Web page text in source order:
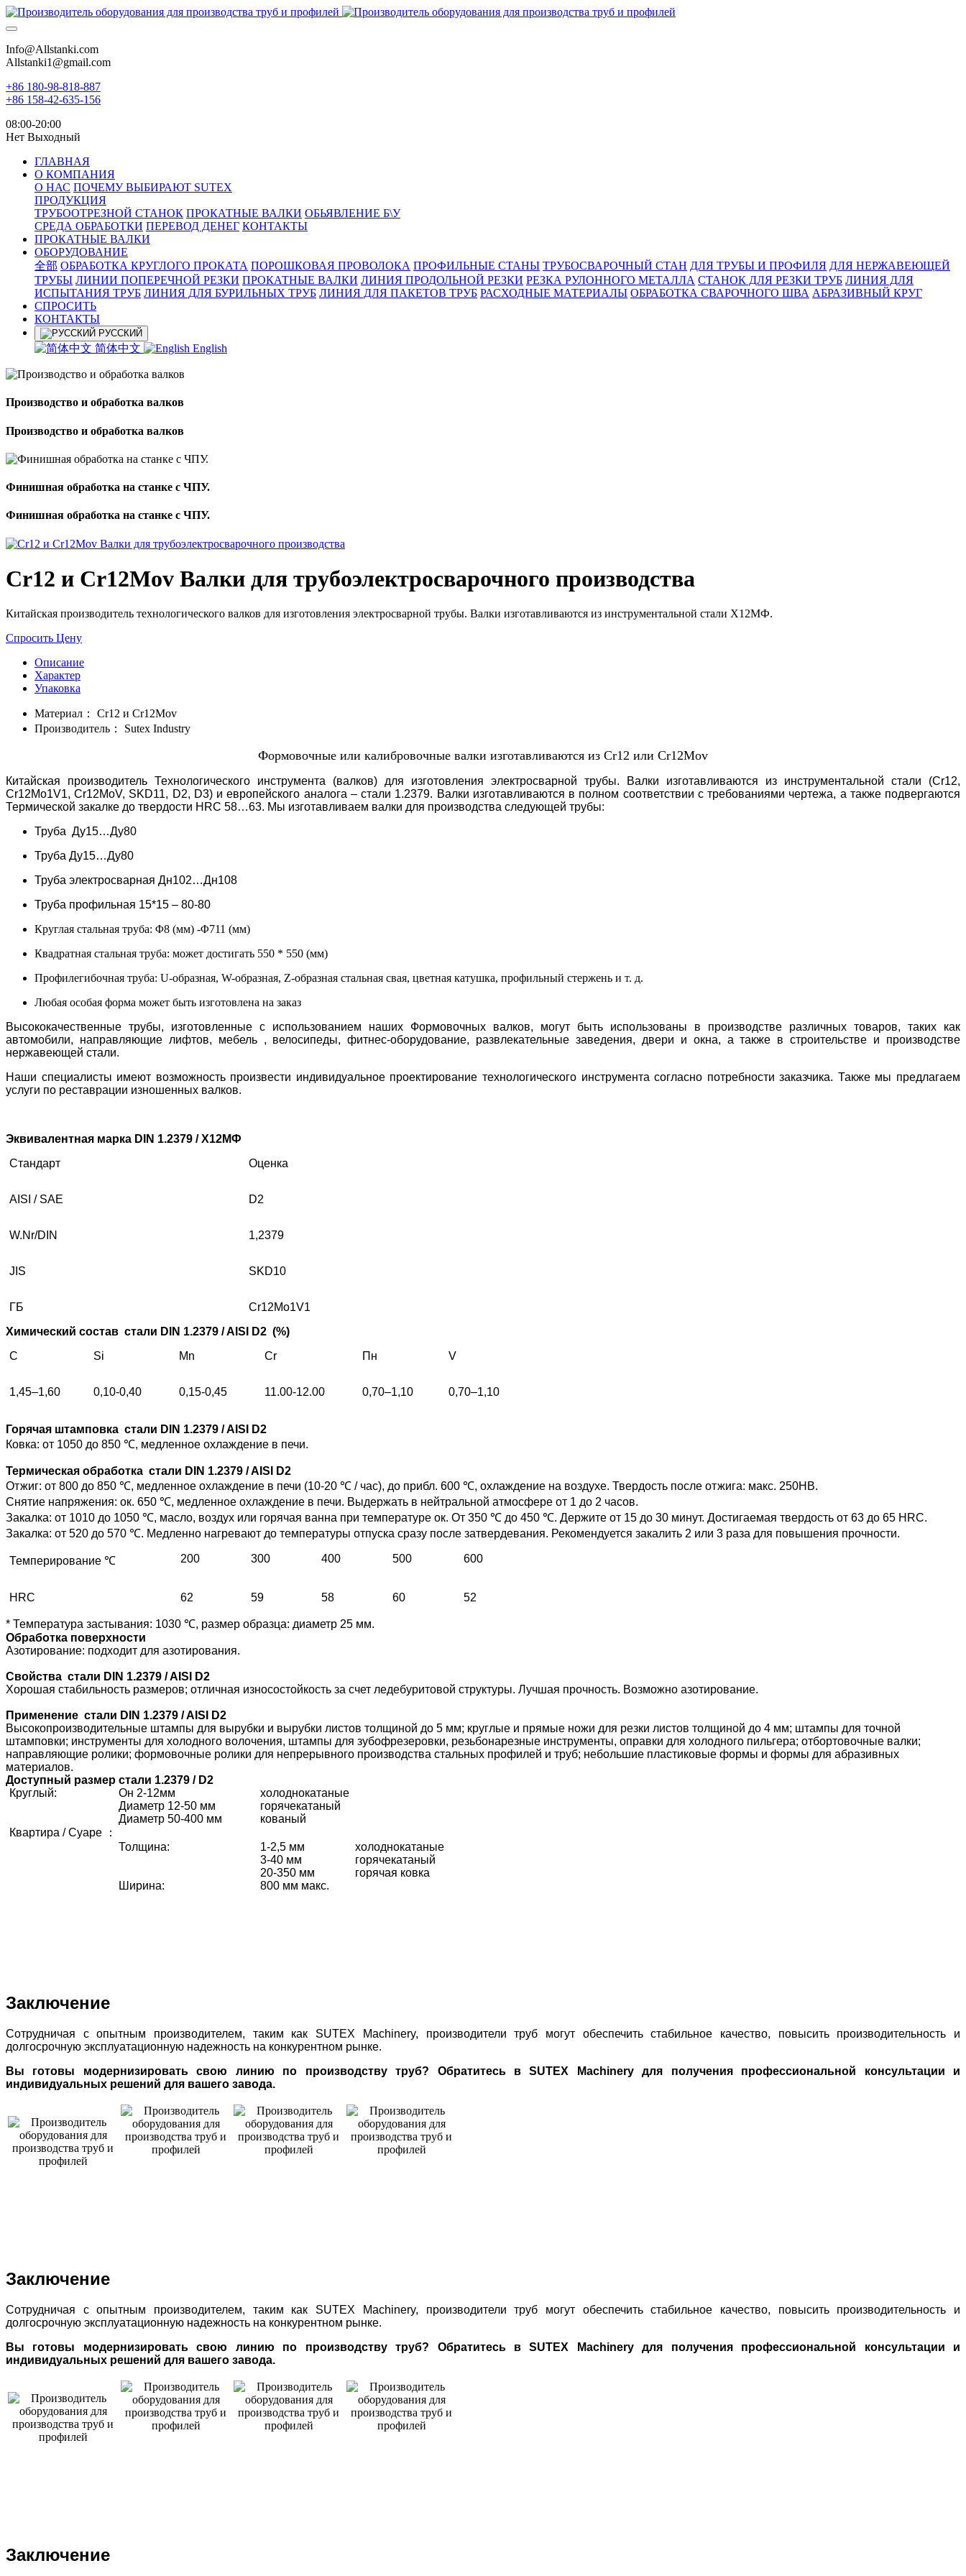
Info@Allstanki.com
Allstanki1@gmail.com
+86 180-98-818-887
+86 158-42-635-156
08:00-20:00
Нет Выходный
ГЛАВНАЯ
О КОМПАНИЯ
О НАС ПОЧЕМУ ВЫБИРАЮТ SUTEX
ПРОДУКЦИЯ
ТРУБООТРЕЗНОЙ СТАНОК ПРОКАТНЫЕ ВАЛКИ ОБЬЯВЛЕНИЕ Б\У
СРЕДА ОБРАБОТКИ ПЕРЕВОД ДЕНЕГ КОНТАКТЫ
ПРОКАТНЫЕ ВАЛКИ
ОБОРУДОВАНИЕ
全部 ОБРАБОТКА КРУГЛОГО ПРОКАТА ПОРОШКОВАЯ ПРОВОЛОКА ПРОФИЛЬНЫЕ СТАНЫ ТРУБОСВАРОЧНЫЙ СТАН ДЛЯ ТРУБЫ И ПРОФИЛЯ ДЛЯ НЕРЖАВЕЮЩЕЙ
ТРУБЫ ЛИНИИ ПОПЕРЕЧНОЙ РЕЗКИ ПРОКАТНЫЕ ВАЛКИ ЛИНИЯ ПРОДОЛЬНОЙ РЕЗКИ РЕЗКА РУЛОННОГО МЕТАЛЛА СТАНОК ДЛЯ РЕЗКИ ТРУБ ЛИНИЯ ДЛЯ
ИСПЫТАНИЯ ТРУБ ЛИНИЯ ДЛЯ БУРИЛЬНЫХ ТРУБ ЛИНИЯ ДЛЯ ПАКЕТОВ ТРУБ РАСХОДНЫЕ МАТЕРИАЛЫ OБРАБОТКА СВАРОЧНОГО ШВА АБРАЗИВНЫЙ КРУГ
СПРОСИТЬ
КОНТАКТЫ
РУССКИЙ
简体中文 English
Производство и обработка валков
Производство и обработка валков
Финишная обработка на станке с ЧПУ.
Финишная обработка на станке с ЧПУ.
Cr12 и Cr12Mov Валки для трубоэлектросварочного производства
Китайская производитель технологического валков для изготовления электросварной трубы. Валки изготавливаются из инструментальной стали Х12МФ.
Спросить Цену
Описание
Характер
Упаковка
Материал：
Cr12 и Cr12Mov
Производитель：
Sutex Industry
Формовочные или калибровочные валки изготавливаются из Cr12 или Cr12Mov
Китайская производитель Технологического инструмента (валков) для изготовления электросварной трубы. Валки изготавливаются из инструментальной стали (Cr12,
Cr12Mo1V1, Cr12MoV, SKD11, D2, D3) и европейского аналога – стали 1.2379. Валки изготавливаются в полном соответствии с требованиями чертежа, а также подвергаются
Термической закалке до твердости HRC 58…63. Мы изготавливаем валки для производства следующей трубы:
Труба Ду15…Ду80
Труба Ду15…Ду80
Труба электросварная Дн102…Дн108
Труба профильная 15*15 – 80-80
Круглая стальная труба: Φ8 (мм) -Φ711 (мм)
Квадратная стальная труба: может достигать 550 * 550 (мм)
Профилегибочная труба: U-образная, W-образная, Z-образная стальная свая, цветная катушка, профильный стержень и т. д.
Любая особая форма может быть изготовлена на заказ
Высококачественные трубы, изготовленные с использованием наших Формовочных валков, могут быть использованы в производстве различных товаров, таких как
автомобили, направляющие лифтов, мебель , велосипеды, фитнес-оборудование, развлекательные заведения, двери и окна, а также в строительстве и производстве
нержавеющей стали.
Наши специалисты имеют возможность произвести индивидуальное проектирование технологического инструмента согласно потребности заказчика. Также мы предлагаем
услуги по реставрации изношенных валков.
Эквивалентная марка DIN 1.2379 / Х12МФ
Стандарт
Оценка
AISI / SAE D2
W.Nr/DIN 1,2379
JIS SKD10
ГБ
Cr12Mo1V1
Химический состав стали DIN 1.2379 / AISI D2 (%)
C
Si Mn Cr Пн V
1,45–1,60 0,10-0,40 0,15-0,45 11.00-12.00 0,70–1,10 0,70–1,10
Горячая штамповка стали DIN 1.2379 / AISI D2
Ковка: от 1050 до 850 ℃, медленное охлаждение в печи.
Термическая обработка стали DIN 1.2379 / AISI D2
Отжиг: от 800 до 850 ℃, медленное охлаждение в печи (10-20 ℃ / час), до прибл. 600 ℃, охлаждение на воздухе. Твердость после отжига: макс. 250HB.
Снятие напряжения: ок. 650 ℃, медленное охлаждение в печи. Выдержать в нейтральной атмосфере от 1 до 2 часов.
Закалка: от 1010 до 1050 ℃, масло, воздух или горячая ванна при температуре ок. От 350 ℃ до 450 ℃. Держите от 15 до 30 минут. Достигаемая твердость от 63 до 65 HRC.
Закалка: от 520 до 570 ℃. Медленно нагревают до температуры отпуска сразу после затвердевания. Рекомендуется закалить 2 или 3 раза для повышения прочности.
Темперирование ℃ 200 300 400 500 600
HRC 62 59 58 60 52
* Температура застывания: 1030 ℃, размер образца: диаметр 25 мм.
Обработка поверхности
Азотирование: подходит для азотирования.
Свойства стали DIN 1.2379 / AISI D2
Хорошая стабильность размеров; отличная износостойкость за счет ледебуритовой структуры. Лучшая прочность. Возможно азотирование.
Применение стали DIN 1.2379 / AISI D2
Высокопроизводительные штампы для вырубки и вырубки листов толщиной до 5 мм; круглые и прямые ножи для резки листов толщиной до 4 мм; штампы для точной
штамповки; инструменты для холодного волочения, штампы для зубофрезеровки, резьбонарезные инструменты, оправки для холодного пильгера; отбортовочные валки;
направляющие ролики; формовочные ролики для непрерывного производства стальных профилей и труб; небольшие пластиковые формы и формы для абразивных
материалов.
Доступный размер стали 1.2379 / D2
Круглый:
Он 2-12мм
холоднокатаные
Диаметр 12-50 мм
горячекатаный
Диаметр 50-400 мм
кованый
Квартира / Суаре ：
Толщина:
1-2,5 мм
холоднокатаные
3-40 мм
горячекатаный
20-350 мм
горячая ковка
Ширина:
800 мм макс.
Заключение
Сотрудничая с опытным производителем, таким как SUTEX Machinery, производители труб могут обеспечить стабильное качество, повысить производительность и
долгосрочную эксплуатационную надежность на конкурентном рынке.
Вы готовы модернизировать свою линию по производству труб? Обратитесь в SUTEX Machinery для получения профессиональной консультации и
индивидуальных решений для вашего завода.
Заключение
Сотрудничая с опытным производителем, таким как SUTEX Machinery, производители труб могут обеспечить стабильное качество, повысить производительность и
долгосрочную эксплуатационную надежность на конкурентном рынке.
Вы готовы модернизировать свою линию по производству труб? Обратитесь в SUTEX Machinery для получения профессиональной консультации и
индивидуальных решений для вашего завода.
Заключение